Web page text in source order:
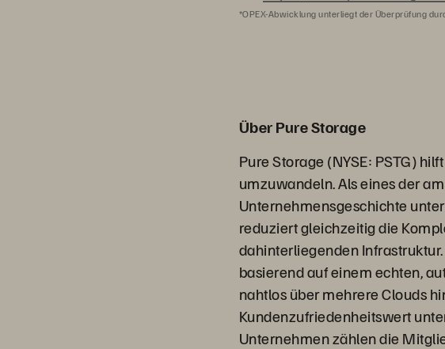
*OPEX-Abwicklung unterliegt der Überprüfung
Über Pure Storage
Pure Storage (NYSE: PSTG)
umzuwandeln. Als eines der
Unternehmensgeschichte
reduziert gleichzeitig die
dahinterliegenden
basierend auf einem echten,
nahtlos über mehrere Clouds
Kundenzufriedenheitswert
Unternehmen zählen die